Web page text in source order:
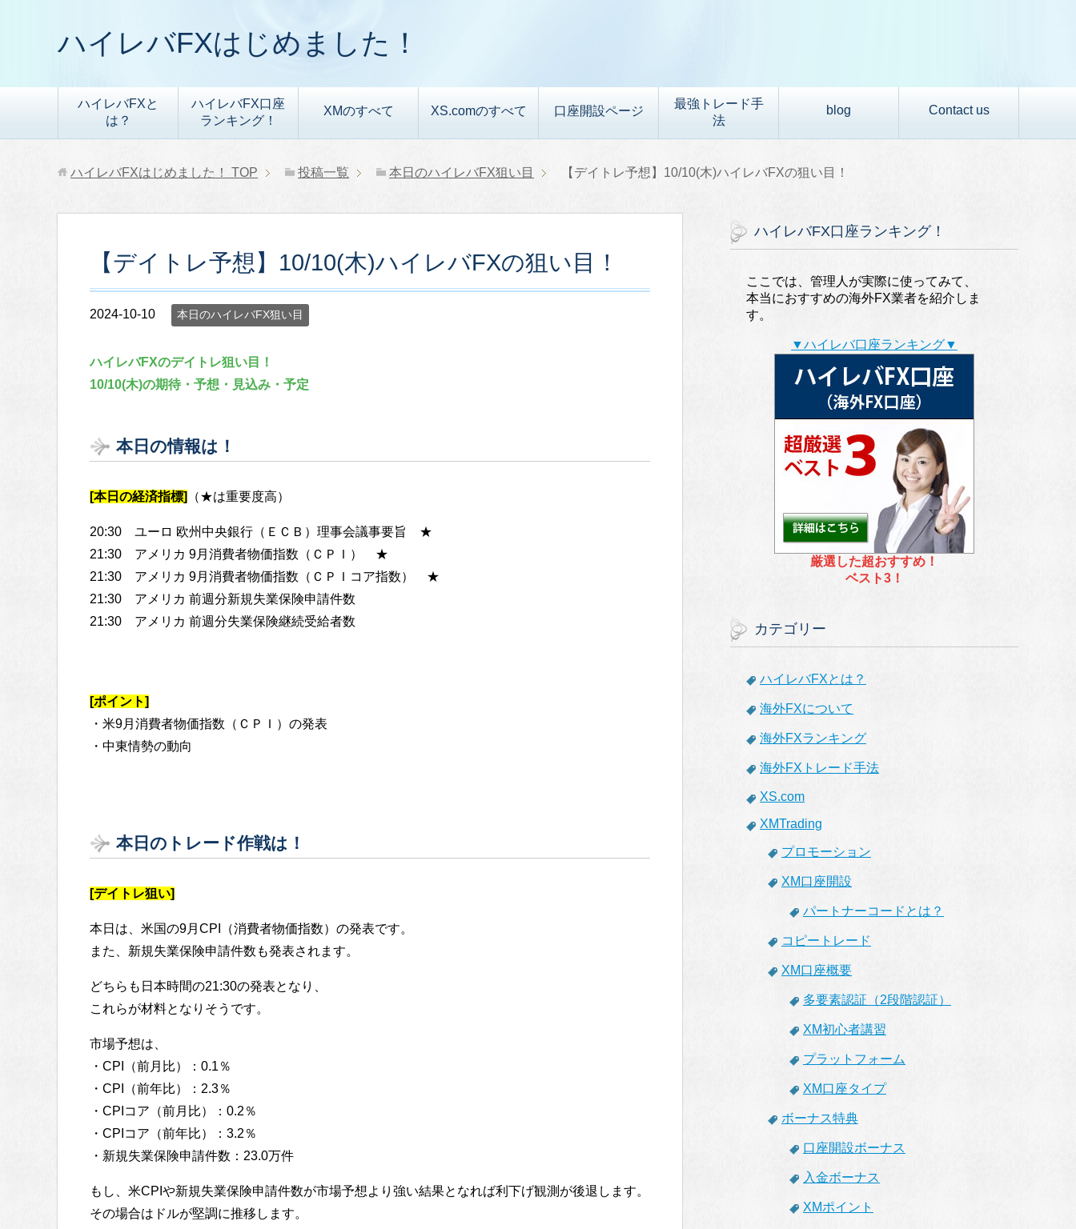
ハイレバFXはじめました！
ハイレバFXと
は？
ハイレバFX口座
ランキング！
XMのすべて XS.comのすべて 口座開設ページ
最強トレード手
法
blog Contact us
ハイレバFXはじめました！ TOP 投稿一覧 本日のハイレバFX狙い目 【デイトレ予想】10/10(木)ハイレバFXの狙い目！
【デイトレ予想】10/10(木)ハイレバFXの狙い目！
2024-10-10 本日のハイレバFX狙い目
ハイレバFXのデイトレ狙い目！
10/10(木)の期待・予想・見込み・予定
本日の情報は！
[本日の経済指標] （★は重要度高）
20:30 ユーロ 欧州中央銀行（ＥＣＢ）理事会議事要旨 ★
21:30 アメリカ 9月消費者物価指数（ＣＰＩ） ★
21:30 アメリカ 9月消費者物価指数（ＣＰＩコア指数） ★
21:30 アメリカ 前週分新規失業保険申請件数
21:30 アメリカ 前週分失業保険継続受給者数
[ポイント]
・米9月消費者物価指数（ＣＰＩ）の発表
・中東情勢の動向
本日のトレード作戦は！
[デイトレ狙い]
本日は、米国の9月CPI（消費者物価指数）の発表です。
また、新規失業保険申請件数も発表されます。
どちらも日本時間の21:30の発表となり、
これらが材料となりそうです。
市場予想は、
・CPI（前月比）：0.1％
・CPI（前年比）：2.3％
・CPIコア（前月比）：0.2％
・CPIコア（前年比）：3.2％
・新規失業保険申請件数：23.0万件
もし、米CPIや新規失業保険申請件数が市場予想より強い結果となれば利下げ観測が後退します。
その場合はドルが堅調に推移します。
ハイレバFX口座ランキング！
ここでは、管理人が実際に使ってみて、
本当におすすめの海外FX業者を紹介しま
す。
▼ハイレバ口座ランキング▼
厳選した超おすすめ！
ベスト3！
カテゴリー
ハイレバFXとは？
海外FXについて
海外FXランキング
海外FXトレード手法
XS.com
XMTrading
プロモーション
XM口座開設
パートナーコードとは？
コピートレード
XM口座概要
多要素認証（2段階認証）
XM初心者講習
プラットフォーム
XM口座タイプ
ボーナス特典
口座開設ボーナス
入金ボーナス
XMポイント